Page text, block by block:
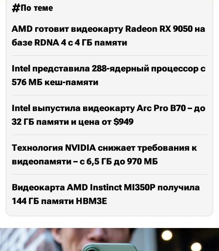
По теме
AMD готовит видеокарту Radeon RX 9050 на
базе RDNA 4 с 4 ГБ памяти
Intel представила 288-ядерный процессор с
576 МБ кеш-памяти
Intel выпустила видеокарту Arc Pro B70 – до
32 ГБ памяти и цена от $949
Технология NVIDIA снижает требования к
видеопамяти – с 6,5 ГБ до 970 МБ
Видеокарта AMD Instinct MI350P получила
144 ГБ памяти HBM3E